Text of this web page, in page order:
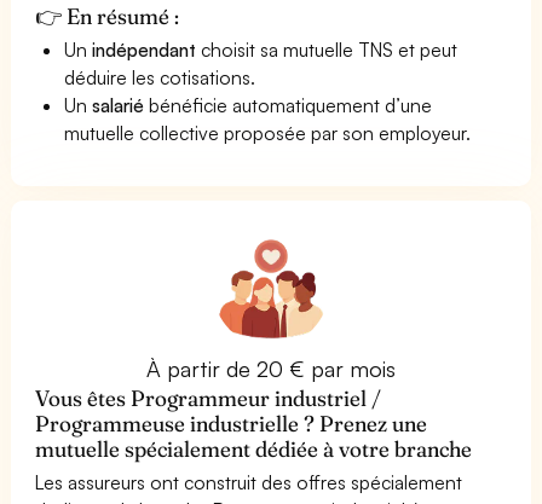
👉 En résumé :
Unindépendant choisit sa mutuelle TNS et peut
déduire les cotisations.
Unsalarié bénéficie automatiquement d’une
mutuelle collective proposée par son employeur.
À partir de 20 € par mois
Vous êtes Programmeur industriel /
Programmeuse industrielle ? Prenez une
mutuelle spécialement dédiée à votre branche
Les assureurs ont construit des offres spécialement